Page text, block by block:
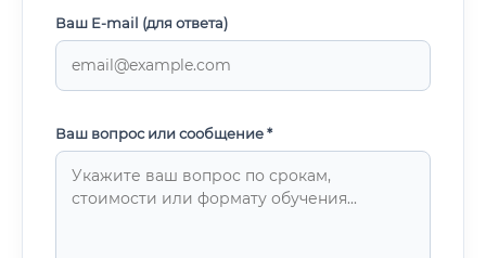
Ваш E-mail (для ответа)
Ваш вопрос или сообщение *